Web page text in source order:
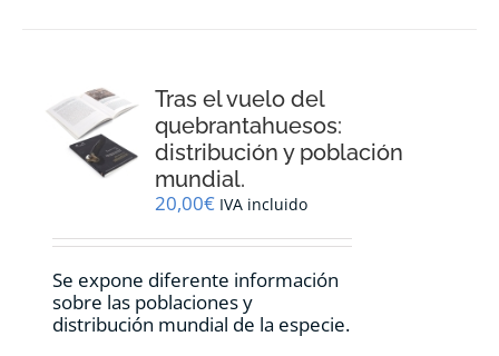
Tras el vuelo del
quebrantahuesos:
distribución y población
mundial.
20,00€ IVA incluido
Se expone diferente información
sobre las poblaciones y
distribución mundial de la especie.